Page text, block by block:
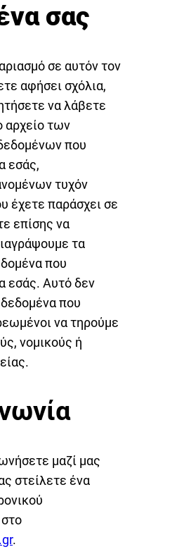
σας
σε αυτόν τον
αφήσει σχόλια,
να λάβετε
αρχείο των
που
εσάς,
τυχόν
έχετε παράσχει σε
επίσης να
τα
που
εσάς. Αυτό δεν
που
να τηρούμε
νομικούς ή
μαζί μας
στείλετε ένα
.